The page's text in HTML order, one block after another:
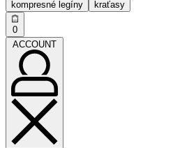
kompresné legíny kraťasy
0
ACCOUNT